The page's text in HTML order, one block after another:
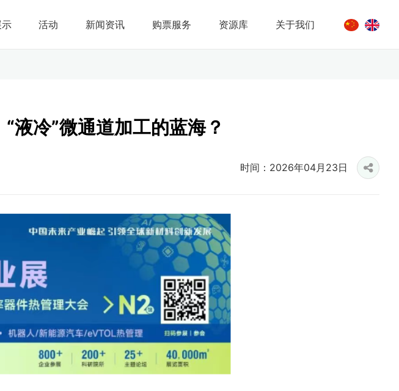
活动 新闻资讯 购票服务 资源库 关于我们
液冷”微通道加工的蓝海？
时间：2026年04月23日